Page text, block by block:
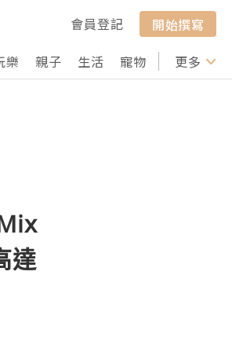
會員登記
開始撰寫
樂 親子 生活 寵物 行山 打卡
更多
達